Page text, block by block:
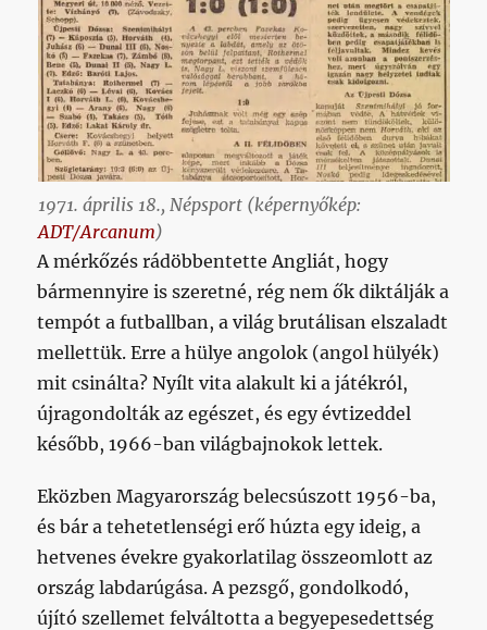
1971. április 18., Népsport (képernyőkép:
ADT/Arcanum)
A mérkőzés rádöbbentette Angliát, hogy
bármennyire is szeretné, rég nem ők diktálják a
tempót a futballban, a világ brutálisan elszaladt
mellettük. Erre a hülye angolok (angol hülyék)
mit csinálta? Nyílt vita alakult ki a játékról,
újragondolták az egészet, és egy évtizeddel
később, 1966-ban világbajnokok lettek.
Eközben Magyarország belecsúszott 1956-ba,
és bár a tehetetlenségi erő húzta egy ideig, a
hetvenes évekre gyakorlatilag összeomlott az
ország labdarúgása. A pezsgő, gondolkodó,
újító szellemet felváltotta a begyepesedettség